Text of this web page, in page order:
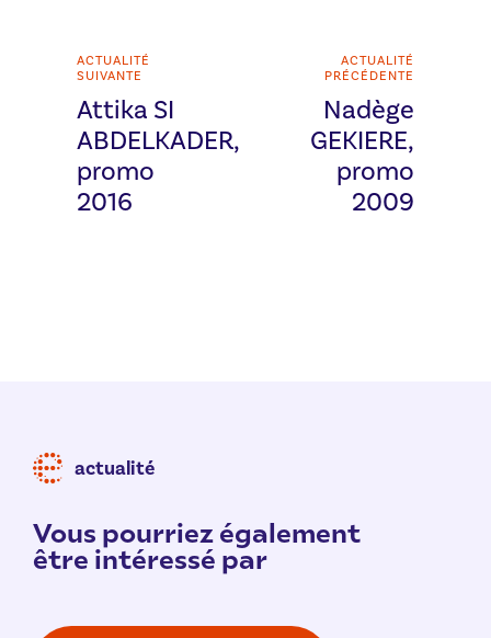
ACTUALITÉ
SUIVANTE
Attika SI
ABDELKADER,
promo
2016
ACTUALITÉ
PRÉCÉDENTE
Nadège
GEKIERE,
promo
2009
actualité
Vous pourriez également
être intéressé par